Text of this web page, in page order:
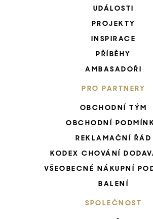
UDÁLOSTI
PROJEKTY
INSPIRACE
PŘÍBĚHY
AMBASADOŘI
PRO PARTNERY
OBCHODNÍ TÝM
OBCHODNÍ
REKLAMAČNÍ ŘÁD
KODEX CHOVÁNÍ
VŠEOBECNÉ NÁKUPNÍ
BALENÍ
SPOLEČNOST